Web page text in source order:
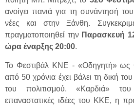
ανοίγει πανιά για τη συνάντησή
νέες και στην Ξάνθη.
πραγματοποιηθεί τηνΠαρασκευή 12
ώρα έναρξης 20:00.
Το Φεστιβάλ ΚΝΕ - «Οδηγητή» ως
από 50 χρόνια έχει βάλει τη δική
του πολιτισμού. «Καρδιά»
επαναστατικές ιδέες του ΚΚΕ, η